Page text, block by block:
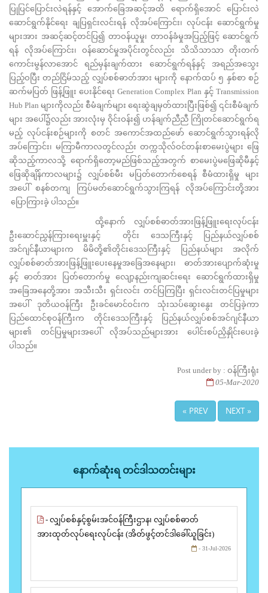
ပြုပြင်ပြောင်းလဲရန်နှင့် အောက်ခြေအဆင့်အထိ ရောက်ရှိအောင် ပြောင်းလဲ
ဆောင်ရွက်နိုင်ရေး ချပြရှင်းလင်းရန် လိုအပ်ကြောင်း၊ လုပ်ငန်း ဆောင်ရွက်မှု
များအား အဆင့်ဆင့်တင်ပြ၍ တာဝန်ယူမှု၊ တာဝန်ခံမှုအပြည့်ဖြင့် ဆောင်ရွက်
ရန် လိုအပ်ကြောင်း၊ ဝန်ဆောင်မှုအပိုင်းတွင်လည်း သိသိသာသာ တိုးတက်
ကောင်းမွန်လာအောင် ရည်မှန်းချက်ထား ဆောင်ရွက်ရန်နှင့် အရည်အသွေး
ပြည့်ဝပြီး တည်ငြိမ်သည့် လျှပ်စစ်ဓာတ်အား များကို နောက်ထပ် ၅ နှစ်စာ စဉ်
ဆက်မပြတ် ဖြန့်ဖြူး ပေးနိုင်ရေး Generation Complex Plan နှင့် Transmission
Hub Plan များကိုလည်း စီမံချက်များ ရေးဆွဲချမှတ်ထားပြီးဖြစ်၍ ၎င်းစီမံချက်
များ အပေါ်၌လည်း အားလုံးမှ ဝိုင်းဝန်း၍ ဟန်ချက်ညီညီ ကြိုတင်ဆောင်ရွက်ရ
မည့် လုပ်ငန်းစဉ်များကို စတင် အကောင်အထည်ဖော် ဆောင်ရွက်သွားရန်လို
အပ်ကြောင်း၊ မကြာမီကာလတွင်လည်း တက္ကသိုလ်ဝင်တန်းစာမေးပွဲများ ဖြေ
ဆိုသည့်ကာလသို့ ရောက်ရှိတော့မည်ဖြစ်သည့်အတွက် စာမေးပွဲမဖြေဆိုမီနှင့်
ဖြေဆိုချိန်ကာလများ၌ လျှပ်စစ်မီး မပြတ်တောက်စေရန် စီမံထားရှိမှု များ
အပေါ် စနစ်တကျ ကြပ်မတ်ဆောင်ရွက်သွားကြရန် လိုအပ်ကြောင်းတို့အား
ပြောကြားခဲ့ ပါသည်။
ထို့နောက် လျှပ်စစ်ဓာတ်အားဖြန့်ဖြူးရေးလုပ်ငန်း
ဦးဆောင်ညွှန်ကြားရေးမှူးနှင့် တိုင်း ဒေသကြီးနှင့် ပြည်နယ်လျှပ်စစ်
အင်ဂျင်နီယာများက မိမိတို့၏တိုင်းဒေသကြီးနှင့် ပြည်နယ်များ အလိုက်
လျှပ်စစ်ဓာတ်အားဖြန့်ဖြူးပေးနေမှုအခြေအနေများ၊ ဓာတ်အားပျောက်ဆုံးမှု
နှင့် ဓာတ်အား ပြတ်တောက်မှု လျော့နည်းကျဆင်းရေး ဆောင်ရွက်ထားရှိမှု
အခြေအနေတို့အား အသီးသီး ရှင်းလင်း တင်ပြကြပြီး ရှင်းလင်းတင်ပြမှုများ
အပေါ် ဒုတိယဝန်ကြီး ဦးခင်မောင်ဝင်းက သုံးသပ်ဆွေးနွေး တင်ပြခဲ့ကာ
ပြည်ထောင်စုဝန်ကြီးက တိုင်းဒေသကြီးနှင့် ပြည်နယ်လျှပ်စစ်အင်ဂျင်နီယာ
များ၏ တင်ပြမှုများအပေါ် လိုအပ်သည်များအား ပေါင်းစပ်ညှိနှိုင်းပေးခဲ့
ပါသည်။
Post under by : ဝန်ကြီးရုံး
05-Mar-2020
« PREV NEXT »
နောက်ဆုံးရ တင်ဒါသတင်းများ
- လျှပ်စစ်နှင့်စွမ်းအင်ဝန်ကြီးဌာန၊ လျှပ်စစ်ဓာတ်
အားထုတ်လုပ်ရေးလုပ်ငန်း (အိတ်ဖွင့်တင်ဒါခေါ်ယူခြင်း)
- 31-Jul-2026